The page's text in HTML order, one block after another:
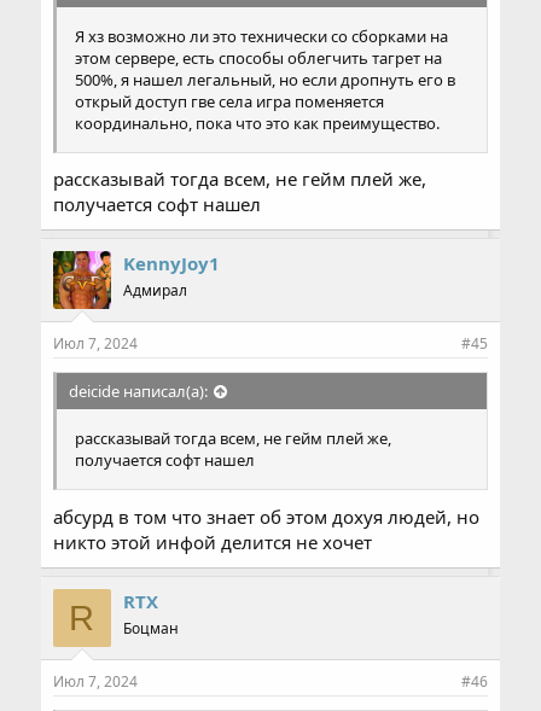
Я хз возможно ли это технически со сборками на
этом сервере, есть способы облегчить тагрет на
500%, я нашел легальный, но если дропнуть его в
открый доступ гве села игра поменяется
координально, пока что это как преимущество.
рассказывай тогда всем, не гейм плей же,
получается софт нашел
KennyJoy1
Адмирал
Июл 7, 2024 #45
deicide написал(а):
рассказывай тогда всем, не гейм плей же,
получается софт нашел
абсурд в том что знает об этом дохуя людей, но
никто этой инфой делится не хочет
R RTX
Боцман
Июл 7, 2024 #46